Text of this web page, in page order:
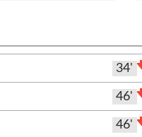
34'
46'
46'